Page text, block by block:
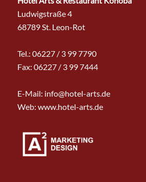
Ludwigstraße 4
68789 St. Leon-Rot
Tel.: 06227 / 3 99 7790
Fax: 06227 / 3 99 7444
E-Mail: info@hotel-arts.de
Web: www.hotel-arts.de